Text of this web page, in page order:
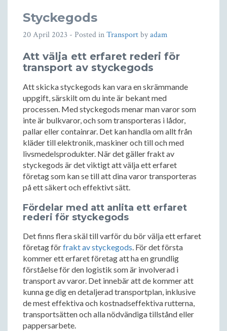
Styckegods
20 April 2023 - Posted inTransportbyadam
Att välja ett erfaret rederi för
transport av styckegods
Att skicka styckegods kan vara en skrämmande
uppgift, särskilt om du inte är bekant med
processen. Med styckegods menar man varor som
inte är bulkvaror, och som transporteras i lådor,
pallar eller containrar. Det kan handla om allt från
kläder till elektronik, maskiner och till och med
livsmedelsprodukter. När det gäller frakt av
styckegods är det viktigt att välja ett erfaret
företag som kan se till att dina varor transporteras
på ett säkert och effektivt sätt.
Fördelar med att anlita ett erfaret
rederi för styckegods
Det finns flera skäl till varför du bör välja ett erfaret
företag förfrakt av styckegods. För det första
kommer ett erfaret företag att ha en grundlig
förståelse för den logistik som är involverad i
transport av varor. Det innebär att de kommer att
kunna ge dig en detaljerad transportplan, inklusive
de mest effektiva och kostnadseffektiva rutterna,
transportsätten och alla nödvändiga tillstånd eller
pappersarbete.